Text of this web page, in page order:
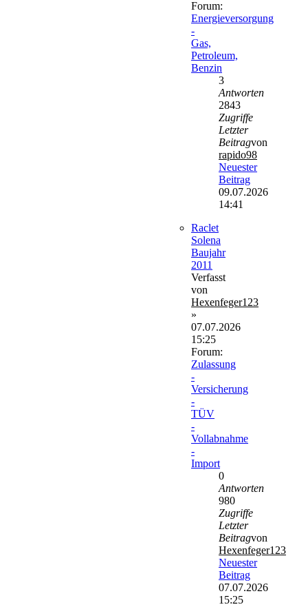
Forum:
Energieversorgung
-
Gas,
Petroleum,
Benzin
3
Antworten
2843
Zugriffe
Letzter
Beitragvon
rapido98
Neuester
Beitrag
09.07.2026
14:41
Raclet
Solena
Baujahr
2011
Verfasst
von
Hexenfeger123
»
07.07.2026
15:25
Forum:
Zulassung
-
Versicherung
-
TÜV
-
Vollabnahme
-
Import
0
Antworten
980
Zugriffe
Letzter
Beitragvon
Hexenfeger123
Neuester
Beitrag
07.07.2026
15:25